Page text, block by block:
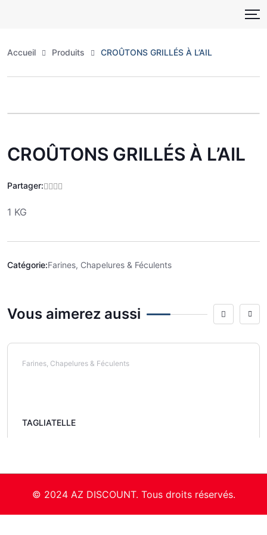
Accueil Produits CROÛTONS GRILLÉS À L’AIL
CROÛTONS GRILLÉS À L’AIL
Partager:
1 KG
Catégorie:Farines, Chapelures & Féculents
Vous aimerez aussi
Farines, Chapelures & Féculents
TAGLIATELLE
© 2024 AZ DISCOUNT. Tous droits réservés.